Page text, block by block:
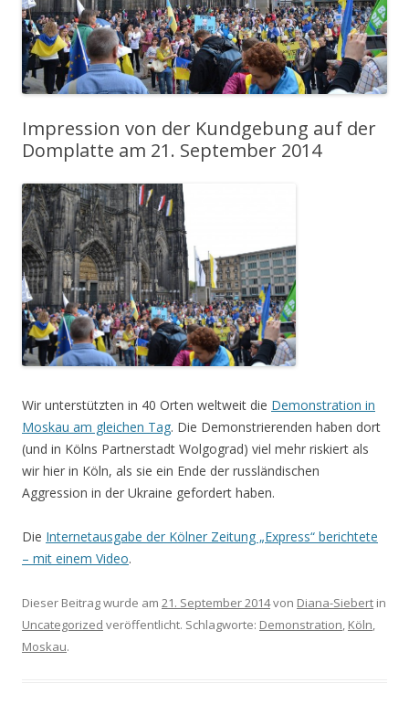
Impression von der Kundgebung auf der
Domplatte am 21. September 2014
Wir unterstützten in 40 Orten weltweit die Demonstration in
Moskau am gleichen Tag. Die Demonstrierenden haben dort
(und in Kölns Partnerstadt Wolgograd) viel mehr riskiert als
wir hier in Köln, als sie ein Ende der russländischen
Aggression in der Ukraine gefordert haben.
Die Internetausgabe der Kölner Zeitung „Express“ berichtete
– mit einem Video.
Dieser Beitrag wurde am 21. September 2014von Diana-Siebert in
Uncategorized veröffentlicht. Schlagworte: Demonstration Köln
Moskau.